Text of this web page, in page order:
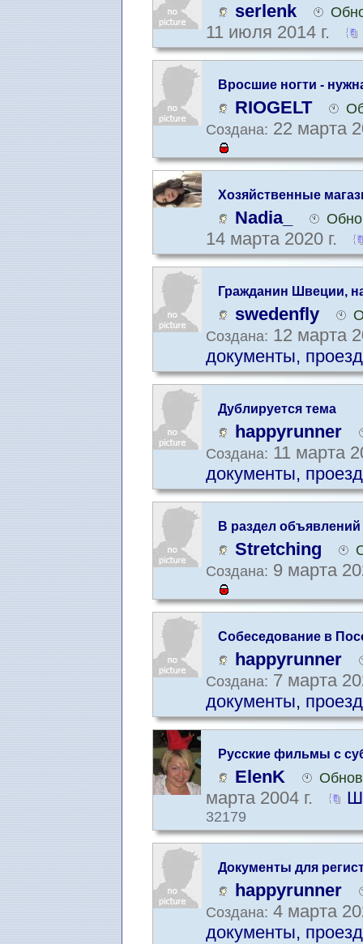
serlenk
11 июля 2014 г.
Вросшие ногти -
RIOGELT
Создана: 22 марта
Хозяйственные
Nadia_
14 марта 2020 г.
Гражданин Швеции,
в Швеции?
swedenfly
Создана: 12 марта
документы,
Дублируется тема
happyrunner
Создана: 11 марта
документы,
В раздел объявлений
Stretching
Создана: 9 марта
Собеседование в
happyrunner
Создана: 7 марта
документы,
Русские фильмы с
на русском)
ElenK
марта 2004 г.
32179
Документы для
happyrunner
Создана: 4 марта
документы,